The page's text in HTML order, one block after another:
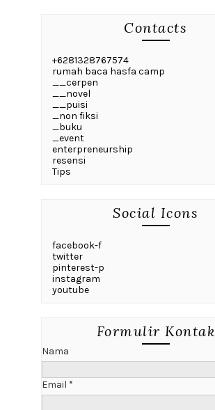
Contacts
+6281328767574
rumah baca hasfa camp
__cerpen
__novel
__puisi
_non fiksi
_buku
_event
enterpreneurship
resensi
Tips
Social Icons
facebook-f
twitter
pinterest-p
instagram
youtube
Formulir Kontak
Nama
Email *